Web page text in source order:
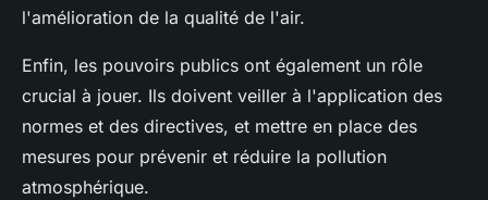
l'amélioration de la qualité de l'air.
Enfin, les pouvoirs publics ont également un rôle
crucial à jouer. Ils doivent veiller à l'application des
normes et des directives, et mettre en place des
mesures pour prévenir et réduire la pollution
atmosphérique.